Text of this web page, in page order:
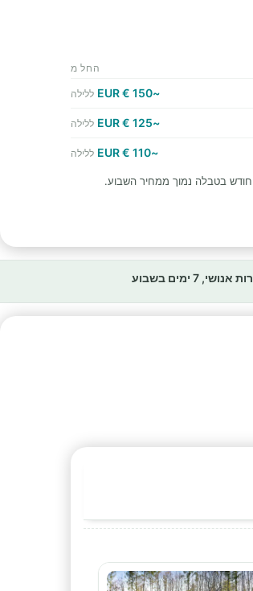
החל מ
~150 € EUR ללילה
~125 € EUR ללילה
~110 € EUR ללילה
בטבלה נמוך ממחיר השבוע.
אנושי, 7 ימים בשבוע